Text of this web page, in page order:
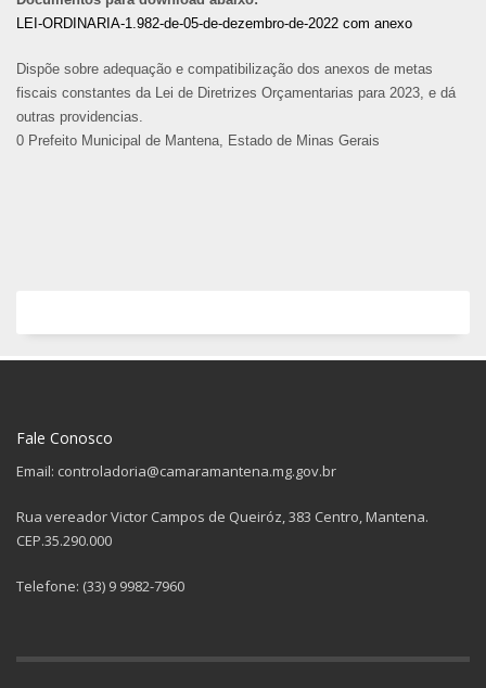
LEI-ORDINARIA-1.982-de-05-de-dezembro-de-2022 com anexo
Dispõe sobre adequação e compatibilização dos anexos de metas
fiscais constantes da Lei de Diretrizes Orçamentarias para 2023, e dá
outras providencias.
0 Prefeito Municipal de Mantena, Estado de Minas Gerais
Fale Conosco
Email: controladoria@camaramantena.mg.gov.br
Rua vereador Victor Campos de Queiróz, 383 Centro, Mantena.
CEP.35.290.000
Telefone: (33) 9 9982-7960